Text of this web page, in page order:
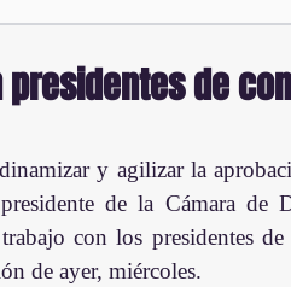
de
y agilizar la
de la Cámara de
con los presidentes
de ayer, miércoles.